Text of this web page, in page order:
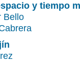
y tiempo
Bello